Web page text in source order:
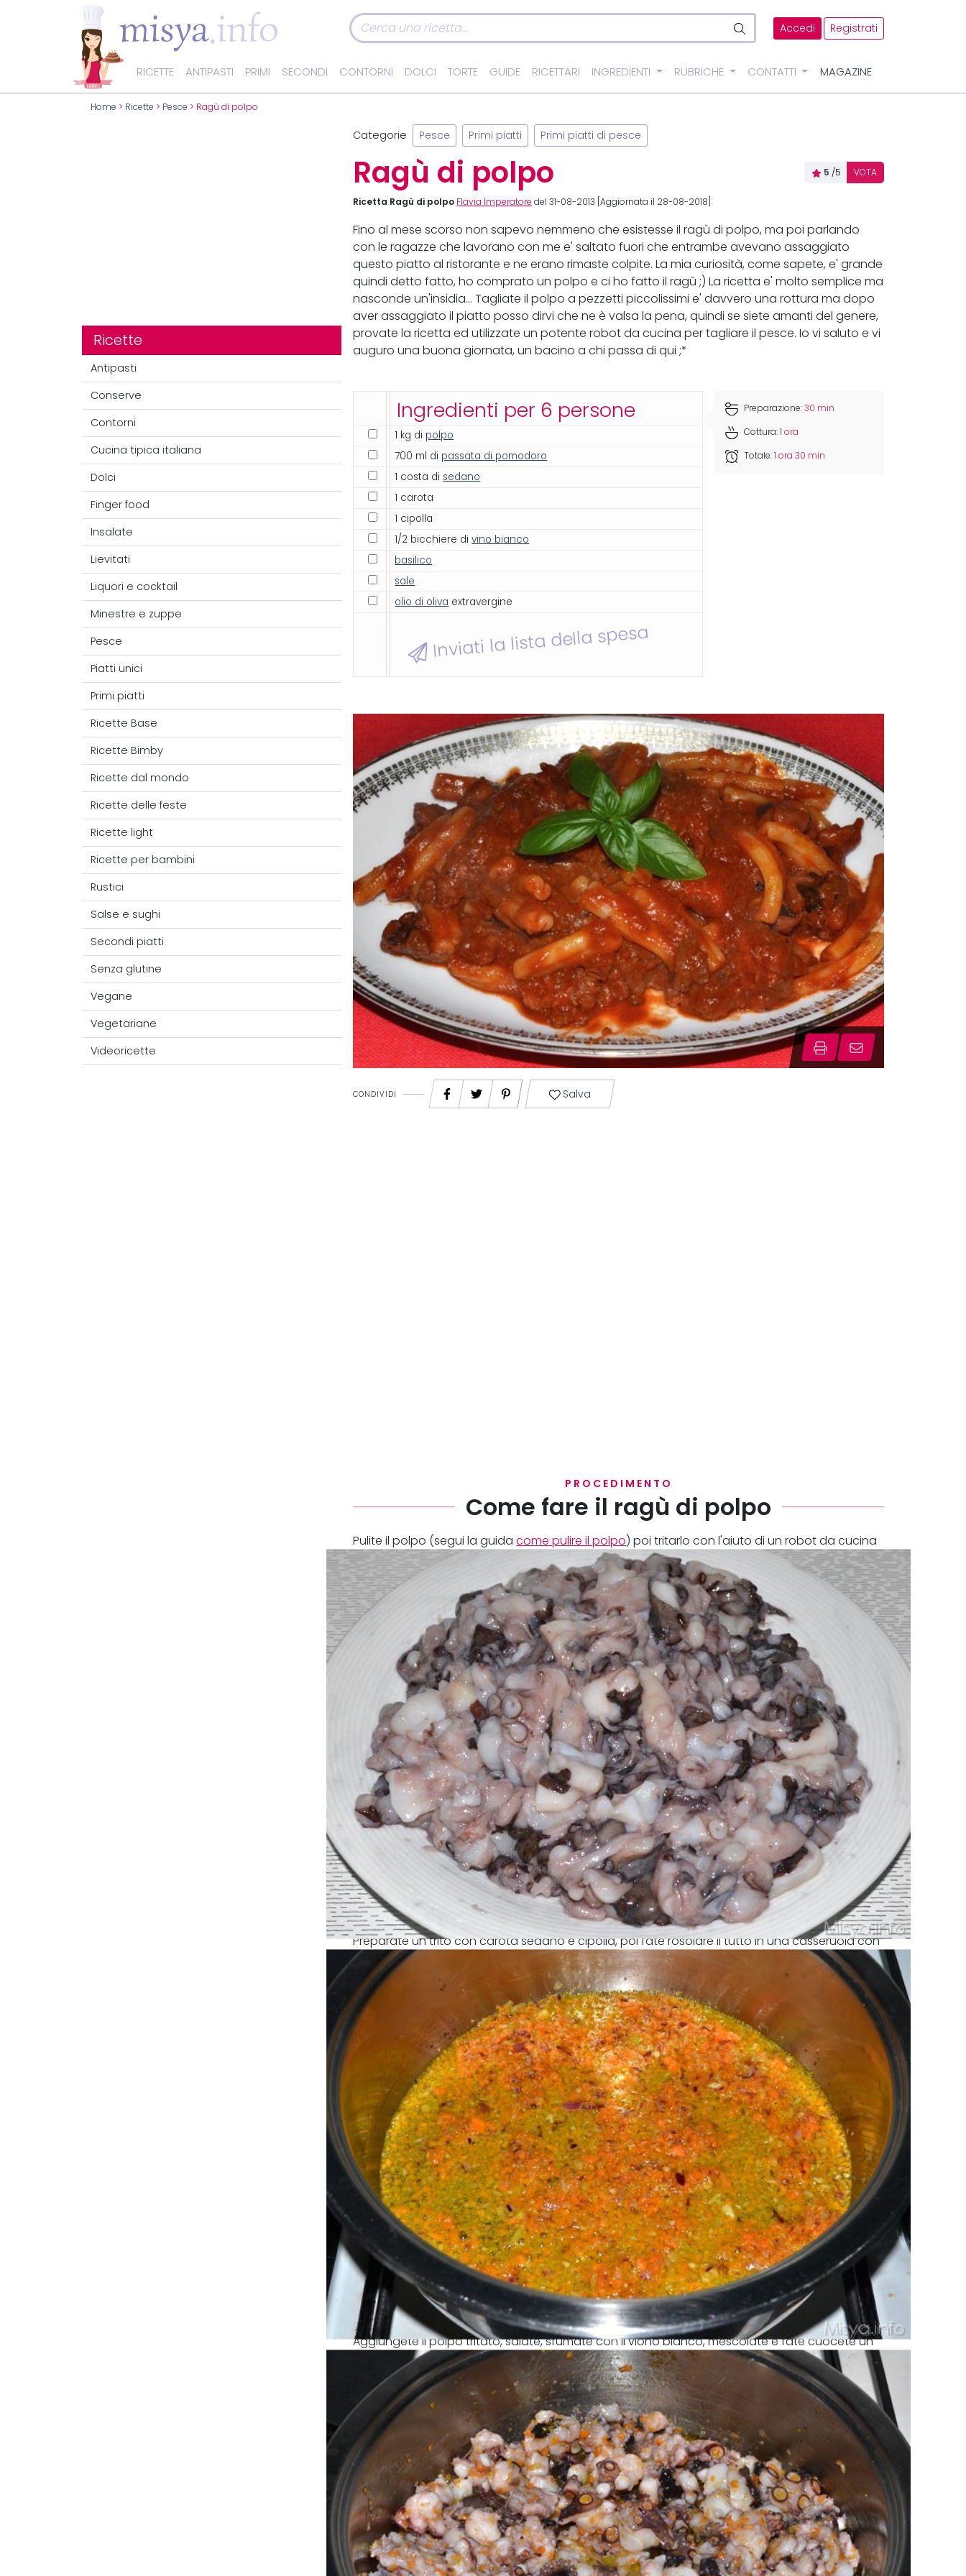
Accedi Registrati
RICETTE ANTIPASTI PRIMI SECONDI CONTORNI DOLCI TORTE GUIDE RICETTARI INGREDIENTI RUBRICHE CONTATTI MAGAZINE
Home > Ricette > Pesce > Ragù di polpo
Ricette
Antipasti
Conserve
Contorni
Cucina tipica italiana
Dolci
Finger food
Insalate
Lievitati
Liquori e cocktail
Minestre e zuppe
Pesce
Piatti unici
Primi piatti
Ricette Base
Ricette Bimby
Ricette dal mondo
Ricette delle feste
Ricette light
Ricette per bambini
Rustici
Salse e sughi
Secondi piatti
Senza glutine
Vegane
Vegetariane
Videoricette
Categorie Pesce Primi piatti Primi piatti di pesce
Ragù di polpo 5 /5 VOTA
Ricetta Ragù di polpo Flavia Imperatore del 31-08-2013 [Aggiornata il 28-08-2018]
Fino al mese scorso non sapevo nemmeno che esistesse il ragù di polpo, ma poi parlando
con le ragazze che lavorano con me e' saltato fuori che entrambe avevano assaggiato
questo piatto al ristorante e ne erano rimaste colpite. La mia curiosità, come sapete, e' grande
quindi detto fatto, ho comprato un polpo e ci ho fatto il ragù ;) La ricetta e' molto semplice ma
nasconde un'insidia... Tagliate il polpo a pezzetti piccolissimi e' davvero una rottura ma dopo
aver assaggiato il piatto posso dirvi che ne è valsa la pena, quindi se siete amanti del genere,
provate la ricetta ed utilizzate un potente robot da cucina per tagliare il pesce. Io vi saluto e vi
auguro una buona giornata, un bacino a chi passa di qui ;*
Ingredienti per 6 persone
1 kg di polpo
700 ml di passata di pomodoro
1 costa di sedano
1 carota
1 cipolla
1/2 bicchiere divino bianco
basilico
sale
olio di oliva extravergine
Inviati la lista della spesa
Preparazione:30 min
Cottura:1 ora
Totale:1 ora 30 min
CONDIVIDI Salva
PROCEDIMENTO
Come fare il ragù di polpo
Pulite il polpo (segui la guidacome pulire il polpo) poi tritarlo con l'aiuto di un robot da cucina
o tagliuzzarlo con l'aiuto di un coltello
Preparate un trito con carota sedano e cipolla, poi fate rosolare il tutto in una casseruola con
l'olio
Aggiungete il polpo tritato, salate, sfumate con il viono bianco, mescolate e fate cuocete un
paio di minuti